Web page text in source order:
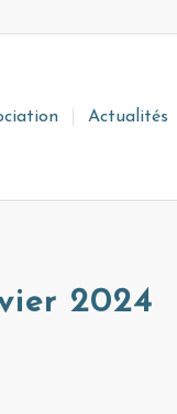
Actualités
2024